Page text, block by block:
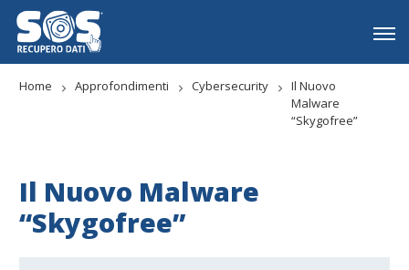
Home Approfondimenti Cybersecurity
Il Nuovo
Malware
“Skygofree”
Il Nuovo Malware
“Skygofree”